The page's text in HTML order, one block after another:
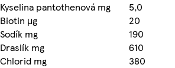
Kyselina pantothenová mg
5,0
Biotin μg
20
Sodík mg
190
Draslík mg
610
Chlorid mg
380